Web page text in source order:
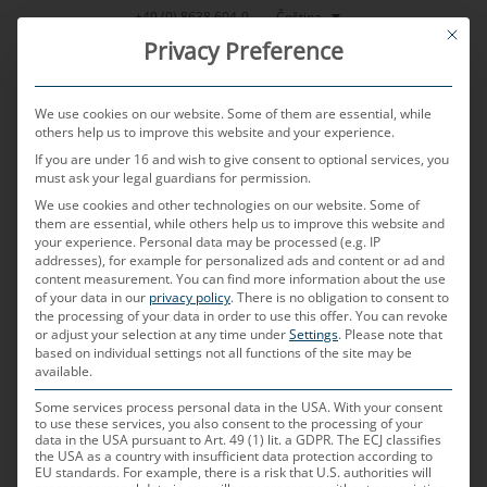
Přeskočit
+49 (0) 8638 604-0 Čeština
MENU
Kabely s konektory
pro připojení
senzorů v
automobilech
This
Privacy Preference
We use cookies on our website. Some of them are essential, while
others help us to improve this website and your experience.
If you are under 16 and wish to give consent to optional services, you
must ask your legal guardians for permission.
We use cookies and other technologies on our website. Some of
them are essential, while others help us to improve this website and
your experience. Personal data may be processed (e.g. IP
addresses), for example for personalized ads and content or ad and
content measurement.You can find more information about the use
of your data in our privacy policy.There is no obligation to consent to
the processing of your data in order to use this offer.You can revoke
or adjust your selection at any time underSettings. Please note that
based on individual settings not all functions of the site may be
available.
Some services process personal data in the USA. With your consent
to use these services, you also consent to the processing of your
data in the USA pursuant to Art. 49 (1) lit. a GDPR. The ECJ classifies
the USA as a country with insufficient data protection according to
EU standards. For example, there is a risk that U.S. authorities will